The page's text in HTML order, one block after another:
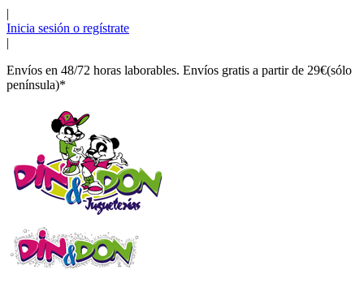
|
Inicia sesión o regístrate
|
Envíos en 48/72 horas laborables. Envíos gratis a partir de 29€(sólo
península)*